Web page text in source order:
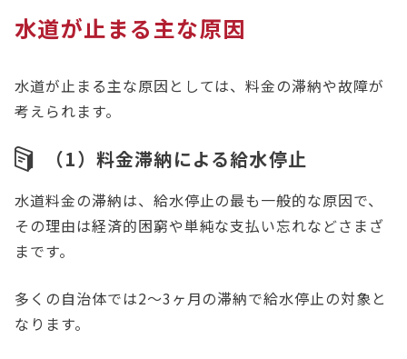
水道が止まる主な原因
水道が止まる主な原因としては、料金の滞納や故障が
考えられます。
（1）料金滞納による給水停止
水道料金の滞納は、給水停止の最も一般的な原因で、
その理由は経済的困窮や単純な支払い忘れなどさまざ
まです。
多くの自治体では2〜3ヶ月の滞納で給水停止の対象と
なります。